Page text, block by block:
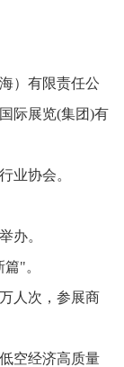
）有限责任公
际展览(集团)有
协会。
办。
"。
人次，参展商
空经济高质量